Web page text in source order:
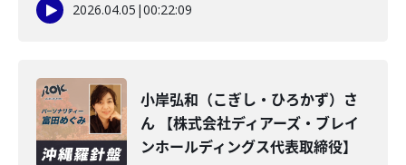
2026.04.05 |00:22:09
小岸弘和（こぎし・ひろかず）さ
ん 【株式会社ディアーズ・ブレイ
ンホールディングス代表取締役】